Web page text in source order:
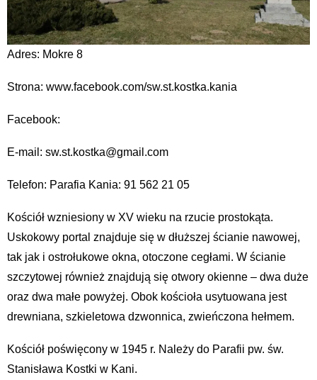
Adres: Mokre 8
Strona: www.facebook.com/sw.st.kostka.kania
Facebook:
E-mail: sw.st.kostka@gmail.com
Telefon: Parafia Kania: 91 562 21 05
Kościół wzniesiony w XV wieku na rzucie prostokąta.
Uskokowy portal znajduje się w dłuższej ścianie nawowej,
tak jak i ostrołukowe okna, otoczone cegłami. W ścianie
szczytowej również znajdują się otwory okienne – dwa duże
oraz dwa małe powyżej. Obok kościoła usytuowana jest
drewniana, szkieletowa dzwonnica, zwieńczona hełmem.
Kościół poświęcony w 1945 r. Należy do Parafii pw. św.
Stanisława Kostki w Kani.